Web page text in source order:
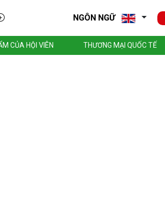
NGÔN NGỮ
CỦA HỘI VIÊN THƯƠNG MẠI QUỐC TẾ